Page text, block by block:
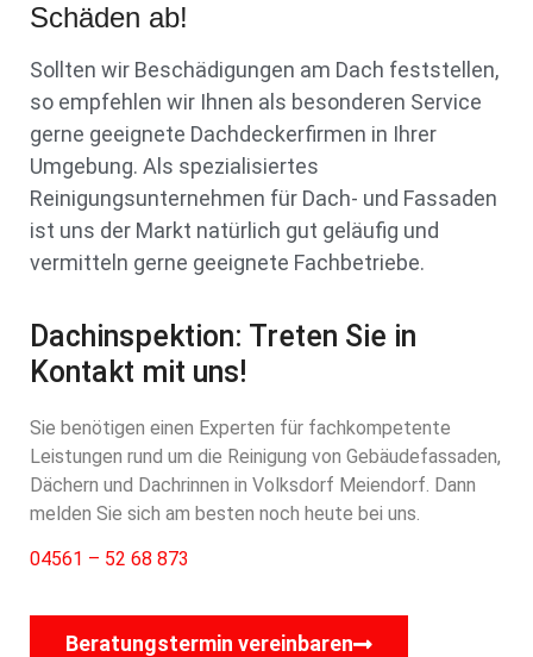
Schäden ab!
Sollten wir Beschädigungen am Dach feststellen,
so empfehlen wir Ihnen als besonderen Service
gerne geeignete Dachdeckerfirmen in Ihrer
Umgebung. Als spezialisiertes
Reinigungsunternehmen für Dach- und Fassaden
ist uns der Markt natürlich gut geläufig und
vermitteln gerne geeignete Fachbetriebe.
Dachinspektion: Treten Sie in
Kontakt mit uns!
Sie benötigen einen Experten für fachkompetente
Leistungen rund um die Reinigung von Gebäudefassaden,
Dächern und Dachrinnen in Volksdorf Meiendorf. Dann
melden Sie sich am besten noch heute bei uns.
04561 – 52 68 873
Beratungstermin vereinbaren